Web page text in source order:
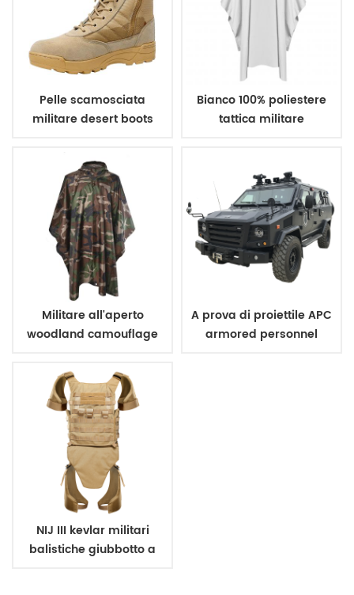
Pelle scamosciata
militare desert boots
Bianco 100% poliestere
tattica militare
Militare all'aperto
woodland camouflage
A prova di proiettile APC
armored personnel
NIJ III kevlar militari
balistiche giubbotto a